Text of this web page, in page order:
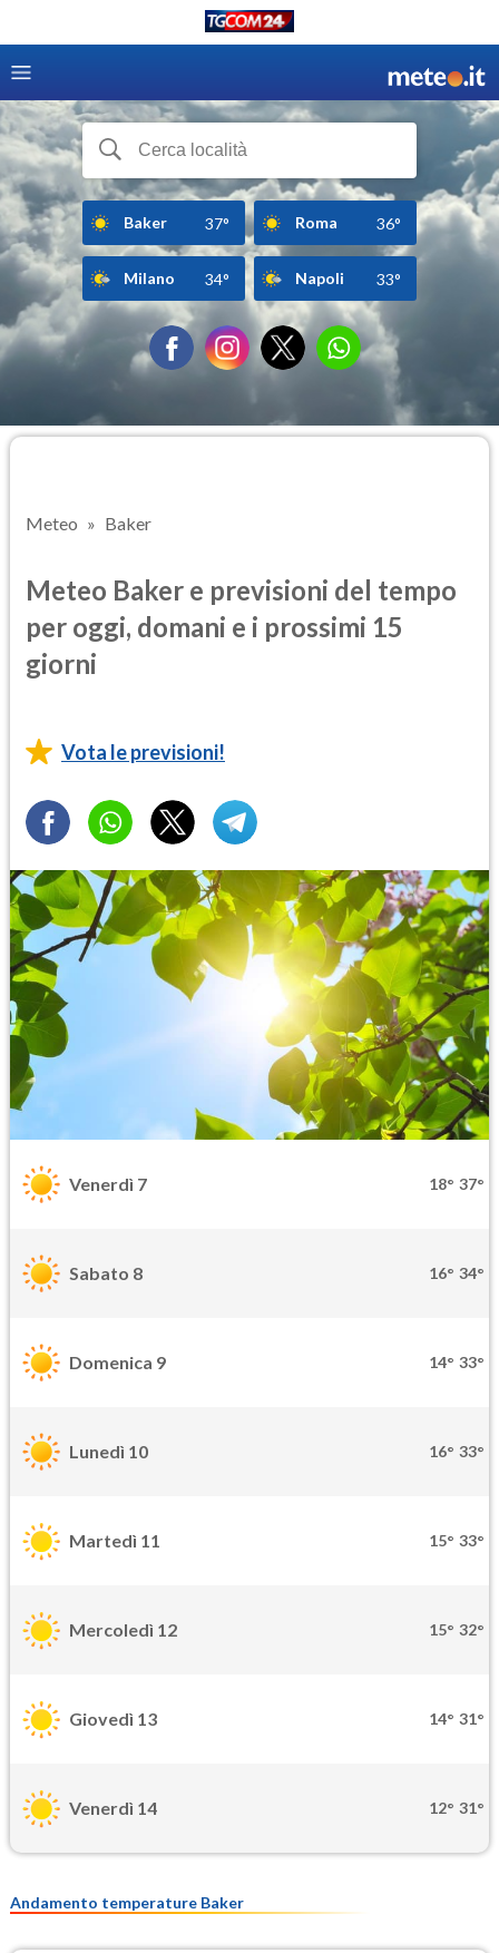
Baker 37° Roma 36°
Milano 34° Napoli 33°
Meteo Baker
Meteo Baker e previsioni del tempo
per oggi, domani e i prossimi 15
giorni
Vota le previsioni!
Venerdì 7 18° 37°
Sabato 8 16° 34°
Domenica 9 14° 33°
Lunedì 10 16° 33°
Martedì 11 15° 33°
Mercoledì 12 15° 32°
Giovedì 13 14° 31°
Venerdì 14 12° 31°
Andamento temperature Baker